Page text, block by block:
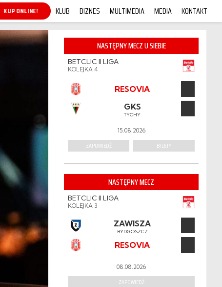
KUP ONLINE! KLUB BIZNES MULTIMEDIA MEDIA KONTAKT
NASTĘPNY MECZ U SIEBIE
BETCLIC II LIGA
KOLEJKA 4
RESOVIA
GKS
TYCHY
15.08.2026
ZAPOWIEDŹ BILETY
NASTĘPNY MECZ
BETCLIC II LIGA
KOLEJKA 3
ZAWISZA
BYDGOSZCZ
RESOVIA
08.08.2026
ZAPOWIEDŹ